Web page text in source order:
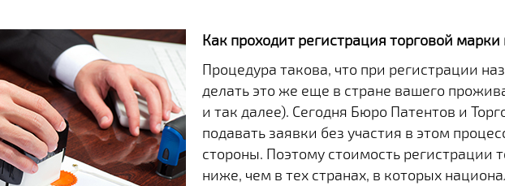
Как проходит регистрация торговой
Процедура такова, что при регистрации
делать это же еще в стране вашего
и так далее). Сегодня Бюро Патентов и
подавать заявки без участия в этом
стороны. Поэтому стоимость регистрации
ниже, чем в тех странах, в которых